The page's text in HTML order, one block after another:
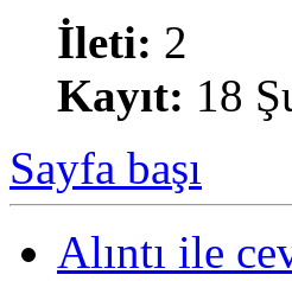
İleti: 2
Kayıt: 18
Sayfa başı
Alıntı ile